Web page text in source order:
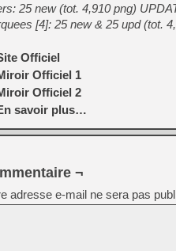
25 new (tot. 4,910 png)
[4]: 25 new & 25 upd (tot.
Officiel
Officiel 1
Officiel 2
savoir plus…
¬
adresse e-mail ne sera pas